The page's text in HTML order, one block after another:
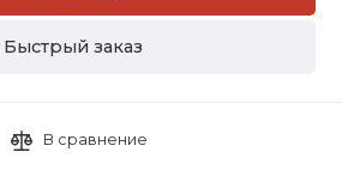
Быстрый заказ
В сравнение